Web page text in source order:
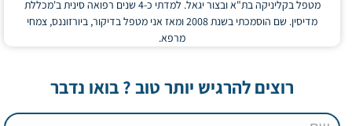
מטפל בקליניקה בת"א ובצור יגאל. למדתי כ-4 שנים רפואה סינית ב'מכללת
מדיסין. שם הוסמכתי בשנת 2008 ומאז אני מטפל בדיקור, ביורזוננס, צמחי
מרפא.
רוצים להרגיש יותר טוב ? בואו נדבר